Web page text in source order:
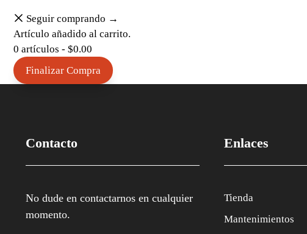
Seguir comprando →
Artículo añadido al carrito.
0 artículos - $0.00
Finalizar Compra
Contacto
No dude en contactarnos en cualquier
momento.
Enlaces
Tienda
Mantenimientos